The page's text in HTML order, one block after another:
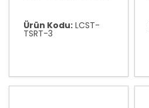
Ürün Kodu: LCST-
TSRT-3